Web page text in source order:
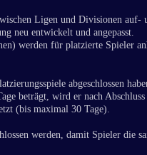
Ligen und Divisionen auf-
neu entwickelt und angepasst.
werden für platzierte Spieler
abgeschlossen
beträgt, wird er nach
(bis maximal 30 Tage).
werden, damit Spieler